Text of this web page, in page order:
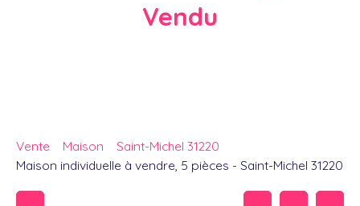
Vendu
Vente Maison
Saint-Michel 31220
Maison individuelle à vendre, 5 pièces - Saint-Michel 31220